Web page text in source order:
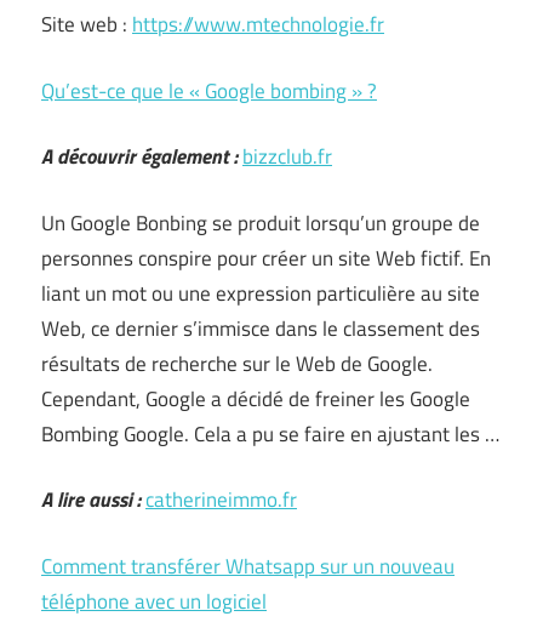
Site web : https://www.mtechnologie.fr
Qu’est-ce que le « Google bombing » ?
A découvrir également :bizzclub.fr
Un Google Bonbing se produit lorsqu’un groupe de
personnes conspire pour créer un site Web fictif. En
liant un mot ou une expression particulière au site
Web, ce dernier s’immisce dans le classement des
résultats de recherche sur le Web de Google.
Cependant, Google a décidé de freiner les Google
Bombing Google. Cela a pu se faire en ajustant les …
A lire aussi :catherineimmo.fr
Comment transférer Whatsapp sur un nouveau
téléphone avec un logiciel